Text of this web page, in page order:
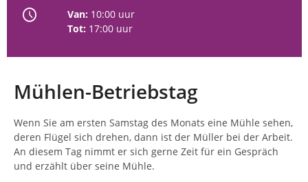
schedule Van: 10:00 uur
Tot: 17:00 uur
Mühlen-Betriebstag
Wenn Sie am ersten Samstag des Monats eine Mühle sehen,
deren Flügel sich drehen, dann ist der Müller bei der Arbeit.
An diesem Tag nimmt er sich gerne Zeit für ein Gespräch
und erzählt über seine Mühle.